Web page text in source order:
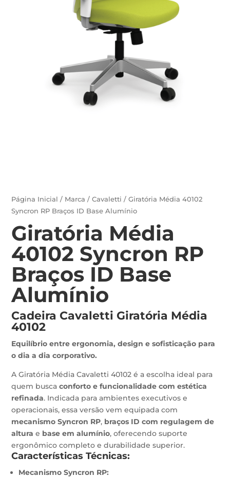
Página Inicial / Marca /Cavaletti / Giratória Média 40102
Syncron RP Braços ID Base Alumínio
Giratória Média
40102 Syncron RP
Braços ID Base
Alumínio
Cadeira Cavaletti Giratória Média
40102
Equilíbrio entre ergonomia, design e sofisticação para
o dia a dia corporativo.
A Giratória Média Cavaletti 40102 é a escolha ideal para
quem buscaconforto e funcionalidade com estética
refinada. Indicada para ambientes executivos e
operacionais, essa versão vem equipada com
mecanismo Syncron RP, braços ID com regulagem de
altura e base em alumínio, oferecendo suporte
ergonômico completo e durabilidade superior.
Características Técnicas:
Mecanismo Syncron RP: